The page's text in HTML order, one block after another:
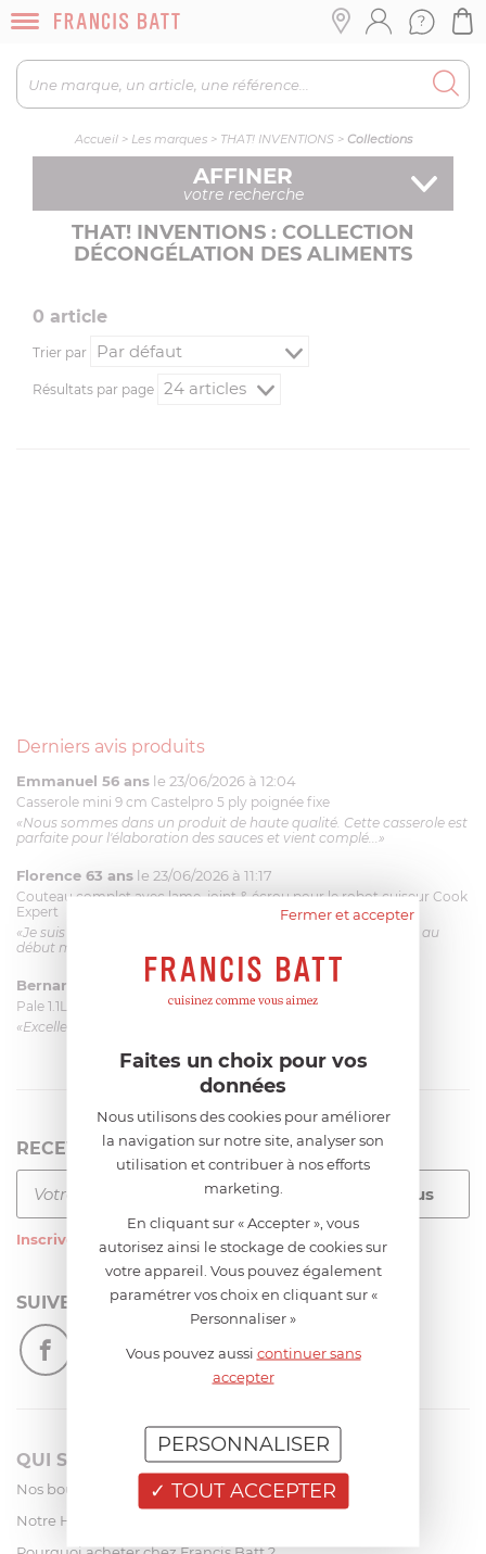
Accueil> Les marques> THAT! INVENTIONS> Collections
AFFINER
votre recherche
THAT! INVENTIONS : COLLECTION
DÉCONGÉLATION DES ALIMENTS
0 article
Trier par
Résultats par page
Derniers avis produits
Emmanuel 56 ans le 23/06/2026 à 12:04
Casserole mini 9 cm Castelpro 5 ply poignée fixe
«Nous sommes dans un produit de haute qualité. Cette casserole est
parfaite pour l'élaboration des sauces et vient complé...»
Florence 63 ans le 23/06/2026 à 11:17
Couteau complet avec lame, joint & écrou pour le robot cuiseur Cook
Expert
«Je suis satisfaite du couteau Magimix. L'écrou est un peu dur au
début mais ça le fait. La livraison a été très rapide. ...»
Bernard le 23/06/2026 à 09:43
Pale 1.1L pour Glacier Magimix 11031/121/123/124
«Excellent: produit et livraison»
RECEVEZ LA NEWSLETTER
Inscrivez-vous à notre newsletter
SUIVEZ-NOUS
QUI SOMMES-NOUS?
Nos boutiques
Notre Histoire
Fermer et accepter
Faites un choix pour vos
données
Nous utilisons des cookies pour améliorer
la navigation sur notre site, analyser son
utilisation et contribuer à nos efforts
marketing.
En cliquant sur « Accepter », vous
autorisez ainsi le stockage de cookies sur
votre appareil. Vous pouvez également
paramétrer vos choix en cliquant sur «
Personnaliser »
Vous pouvez aussi continuer sans
accepter
TOUT ACCEPTER
PERSONNALISER